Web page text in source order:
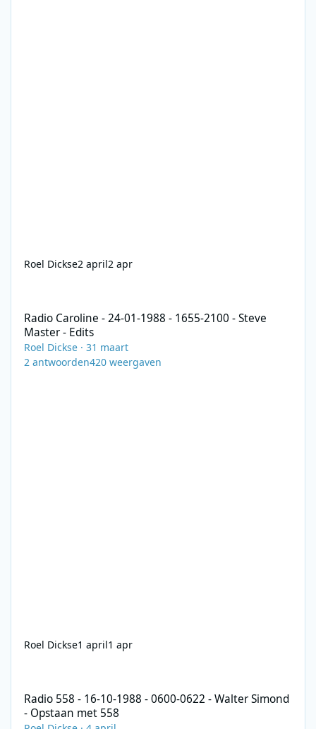
Roel Dickse2 april2 apr
Radio Caroline - 24-01-1988 - 1655-2100 - Steve
Master - Edits
Roel Dickse ·31 maart
2 antwoorden420 weergaven
Roel Dickse1 april1 apr
Radio 558 - 16-10-1988 - 0600-0622 - Walter Simond
- Opstaan met 558